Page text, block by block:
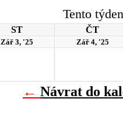
Tento týden
ST ČT
Zář 3, '25 Zář 4, '25
← Návrat do